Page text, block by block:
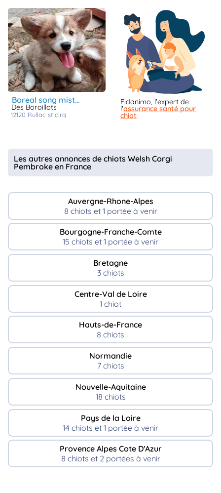
boreal song mister fynn
Des Boroillots
12120 rullac st cirq
Fidanimo, l'expert de
l'assurance santé pour
chiot
Les autres annonces de chiots Welsh Corgi
Pembroke en France
Auvergne-Rhone-Alpes
8 chiots et 1 portée à venir
Bourgogne-Franche-Comte
15 chiots et 1 portée à venir
Bretagne
3 chiots
Centre-Val de Loire
1 chiot
Hauts-de-France
8 chiots
Normandie
7 chiots
Nouvelle-Aquitaine
18 chiots
Pays de la Loire
14 chiots et 1 portée à venir
Provence Alpes Cote D'Azur
8 chiots et 2 portées à venir